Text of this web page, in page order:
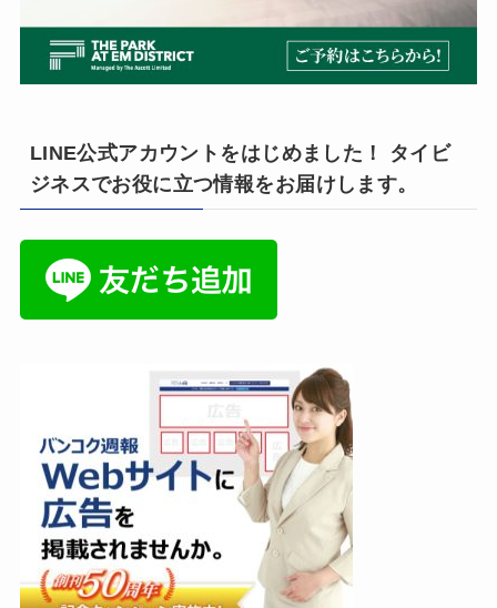
LINE公式アカウントをはじめました！ タイビ
ジネスでお役に立つ情報をお届けします。